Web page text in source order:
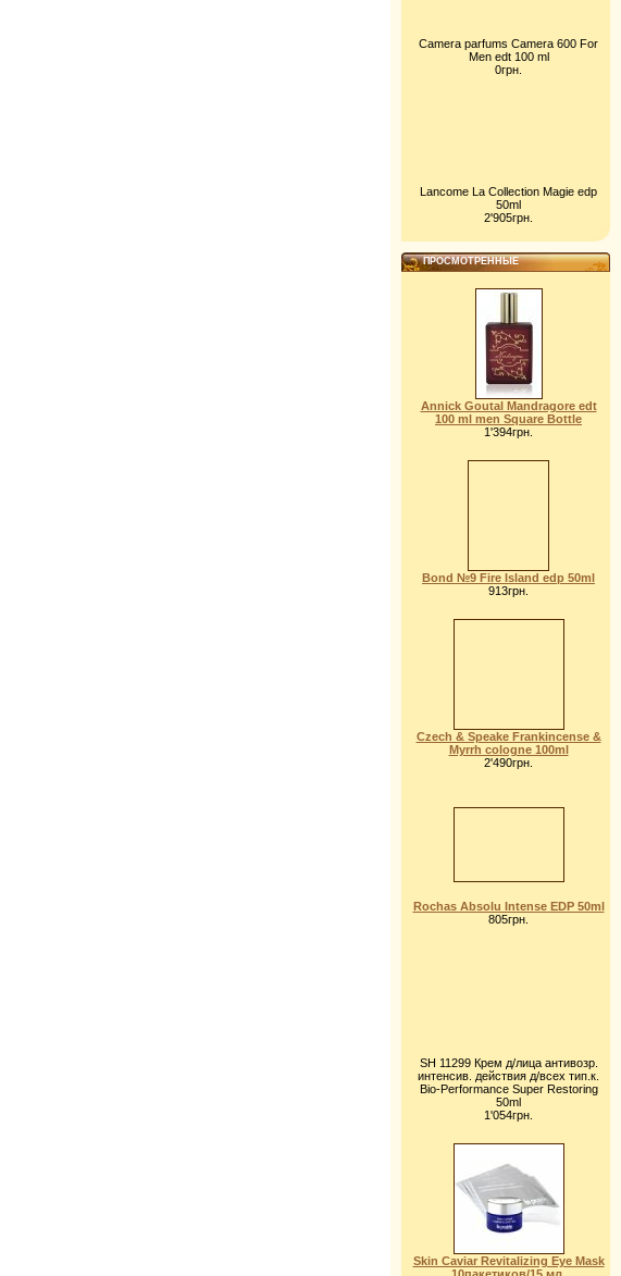
Camera parfums Camera 600 For
Men edt 100 ml
0грн.
Lancome La Collection Magie edp
50ml
2'905грн.
ПРОСМОТРЕННЫЕ
Annick Goutal Mandragore edt
100 ml men Square Bottle
1'394грн.
Bond №9 Fire Island edp 50ml
913грн.
Czech & Speake Frankincense &
Myrrh cologne 100ml
2'490грн.
Rochas Absolu Intense EDP 50ml
805грн.
SH 11299 Крем д/лица антивозр.
интенсив. действия д/всех тип.к.
Bio-Performance Super Restoring
50ml
1'054грн.
Skin Caviar Revitalizing Eye Mask